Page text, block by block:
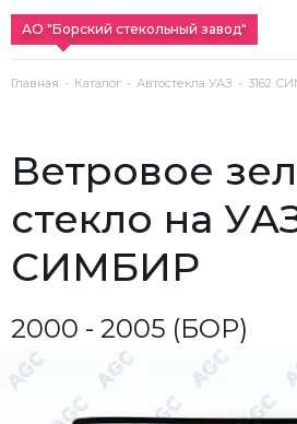
АО "Борский стекольный завод"
Главная Каталог Автостекла УАЗ 3162
ветровое зеленое
стекло на
СИМБИР
2000 - 2005 (БОР)